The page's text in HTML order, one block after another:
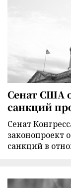
Сенат США
санкций
Сенат
законопроект
санкций в